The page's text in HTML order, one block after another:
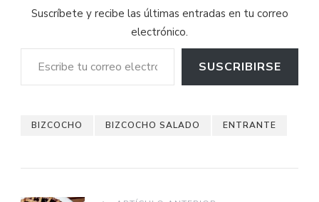
Suscríbete y recibe las últimas entradas en tu correo
electrónico.
Escribe tu correo electrónico…
SUSCRIBIRSE
BIZCOCHO BIZCOCHO SALADO ENTRANTE